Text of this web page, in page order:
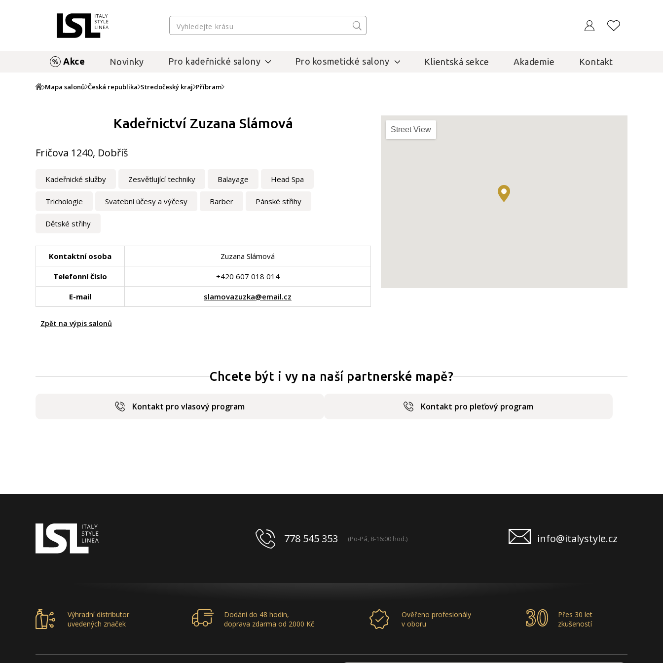
Akce Novinky Pro kadeřnické salony Pro kosmetické salony Klientská sekce Akademie Kontakt
Mapa salonů Česká republika Stredočeský kraj Příbram
Kadeřnictví Zuzana Slámová
Fričova 1240, Dobříš
Kadeřnické služby Zesvětlující techniky Balayage Head Spa
Trichologie Svatební účesy a výčesy Barber Pánské střihy
Dětské střihy
Kontaktní osoba Zuzana Slámová
Telefonní číslo +420 607 018 014
E-mail slamovazuzka@email.cz
Street View
Zpět na výpis salonů
Chcete být i vy na naší partnerské mapě?
Kontakt pro vlasový program Kontakt pro pleťový program
778 545 353 (Po-Pá, 8-16:00 hod.) info@italystyle.cz
Výhradní distributor
uvedených značek
Dodání do 48 hodin,
doprava zdarma od 2000 Kč
Ověřeno profesionály
v oboru
Přes 30 let
zkušeností